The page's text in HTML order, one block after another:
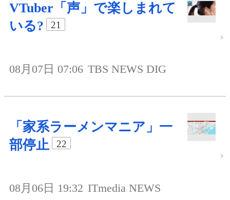
VTuber「声」で楽しまれて
いる?
21
08月07日 07:06 TBS NEWS DIG
「家系ラーメンマニア」一
部停止
22
08月06日 19:32 ITmedia NEWS